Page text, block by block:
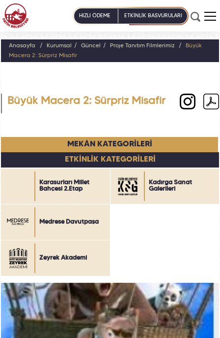
HIZLI ÖDEME ETKİNLİK BAŞVURULARI
Anasayfa Kurumsal Güncel Proje Tanıtım Filmlerimiz
Büyük
Macera 2: Sürpriz Misafir
Büyük Macera 2: Sürpriz Misafir
MEKÂN KATEGORİLERİ
ETKİNLİK KATEGORİLERİ
Karasurları Millet
Bahçesi 2.Etap
Medrese Davutpaşa
Zeyrek Akademi
Kadırga Sanat
Galerileri